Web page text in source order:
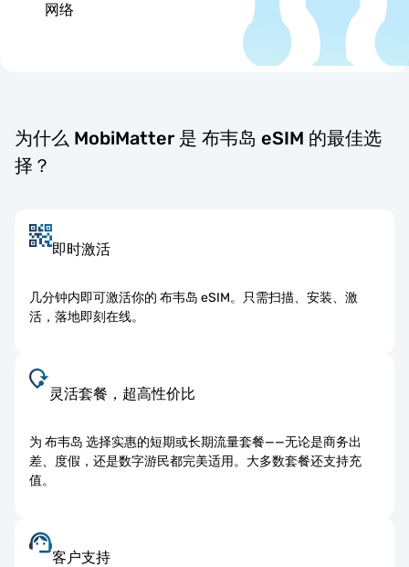
网络
为什么 MobiMatter 是 布韦岛 eSIM 的最佳选
择？
即时激活
几分钟内即可激活你的 布韦岛 eSIM。只需扫描、安装、激
活，落地即刻在线。
灵活套餐，超高性价比
为 布韦岛 选择实惠的短期或长期流量套餐——无论是商务出
差、度假，还是数字游民都完美适用。大多数套餐还支持充
值。
客户支持